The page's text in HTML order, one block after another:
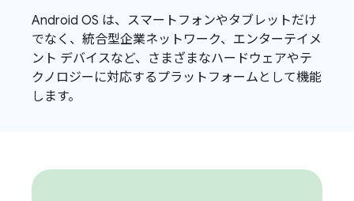
Android OS は、スマートフォンやタブレットだけ
でなく、統合型企業ネットワーク、エンターテイメ
ント デバイスなど、さまざまなハードウェアやテ
クノロジーに対応するプラットフォームとして機能
します。